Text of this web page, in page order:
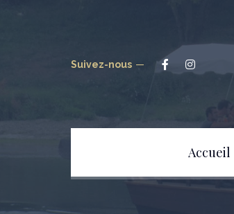
Suivez-nous
Accueil